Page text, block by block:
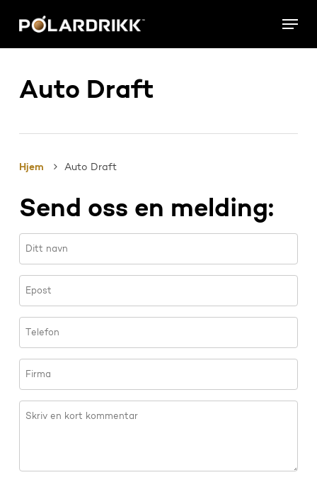
main
Menu
Auto Draft
Hjem Auto Draft
Send oss en melding: